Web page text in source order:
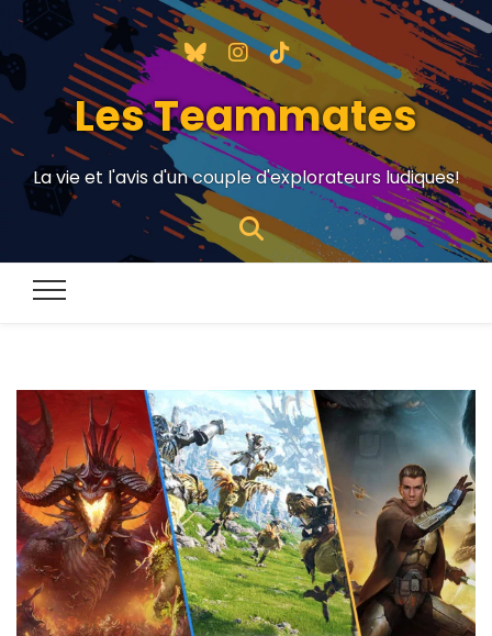
Les Teammates
La vie et l'avis d'un couple d'explorateurs ludiques!